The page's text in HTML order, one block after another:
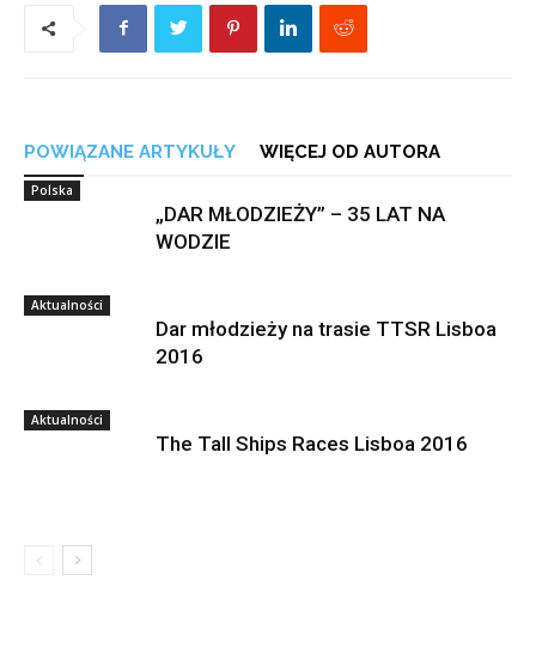
POWIĄZANE ARTYKUŁY WIĘCEJ OD AUTORA
Polska
„DAR MŁODZIEŻY” – 35 LAT NA
WODZIE
Aktualności
Dar młodzieży na trasie TTSR Lisboa
2016
Aktualności
The Tall Ships Races Lisboa 2016